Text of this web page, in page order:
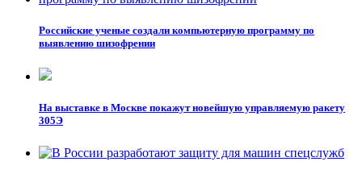
Российские ученые создали компьютерную программу по
выявлению шизофрении
На выставке в Москве покажут новейшую управляемую ракету
305Э